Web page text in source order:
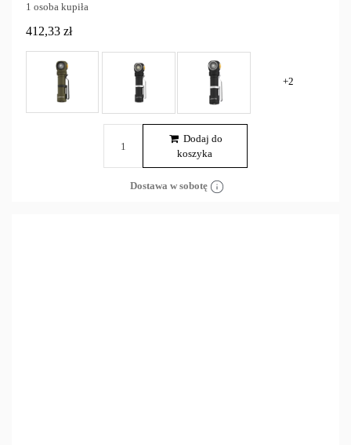
1 osoba kupiła
412,33 zł
+2
Dodaj do
koszyka
Dostawa w sobotę